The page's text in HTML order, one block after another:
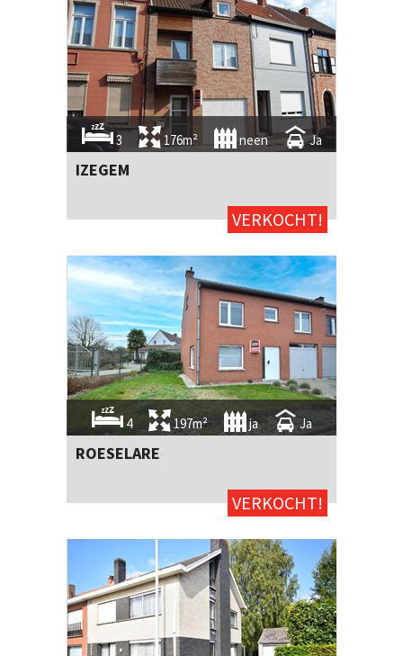
3 176m² neen Ja
IZEGEM
VERKOCHT!
4 197m² ja Ja
ROESELARE
VERKOCHT!